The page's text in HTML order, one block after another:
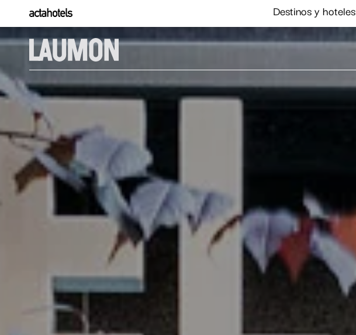
Destinos y hoteles